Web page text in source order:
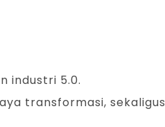
industri 5.0.
transformasi, sekaligus